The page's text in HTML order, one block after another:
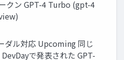
クン GPT-4 Turbo (gpt-4
ダル対応 Upcoming 同じ
で発表された GPT-